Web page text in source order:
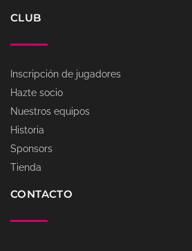
CLUB
Inscripción de jugadores
Hazte socio
Nuestros equipos
Historia
Sponsors
Tienda
CONTACTO